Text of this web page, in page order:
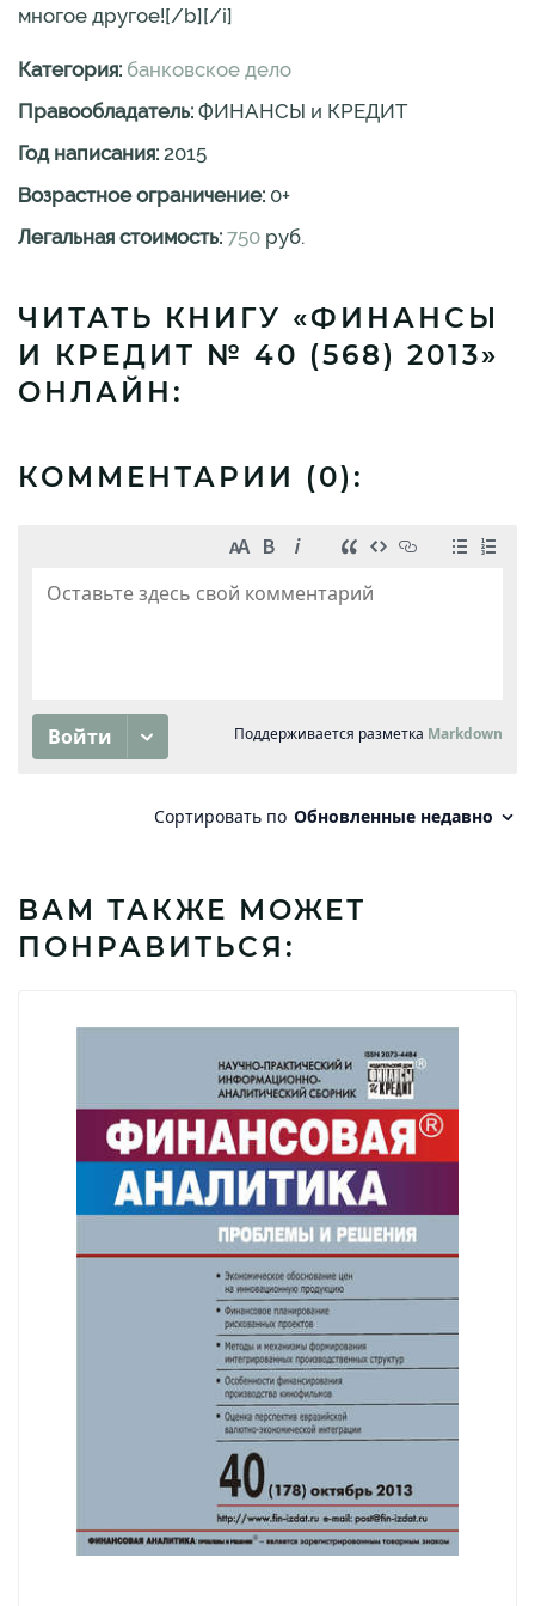
многое другое![/b][/i]
Категория: банковское дело
Правообладатель: ФИНАНСЫ и КРЕДИТ
Год написания: 2015
Возрастное ограничение: 0+
Легальная стоимость: 750 руб.
ЧИТАТЬ КНИГУ «ФИНАНСЫ
И КРЕДИТ № 40 (568) 2013»
ОНЛАЙН:
КОММЕНТАРИИ (0):
ВАМ ТАКЖЕ МОЖЕТ
ПОНРАВИТЬСЯ: